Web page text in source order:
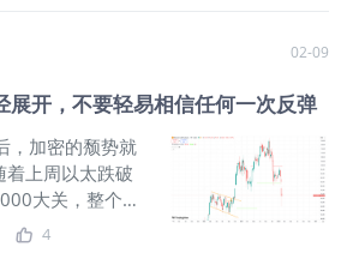
1% 的仓位；
，本质上说明
只是 “嘴上说看
是投机，不是投
「可重复性」
赢毫无意义 段
敢赌的人里面总
” 和 “投资” 划
加大，地缘政
及美国经济数
断影响全球金融
一些机构研究开
月以来，比特币
国股票市场。
析指出，这种
着加密市场正
观阶段。 当
02-09
展开，不要轻易相信任何一次反弹
，加密的颓势就
上周以太跌破
大关，整个加
场抛弃的状
标的价值已经
4